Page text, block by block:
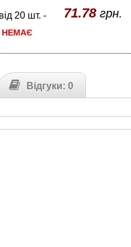
від 20 шт. - 71.78грн.
НЕМАЄ
Відгуки: 0